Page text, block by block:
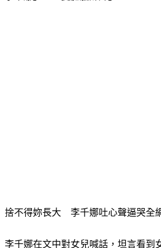
刻，心裡充滿感動。「大家都說你跟